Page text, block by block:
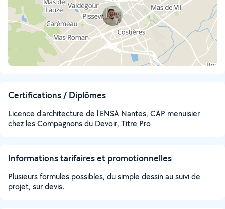
Certifications / Diplômes
Licence d'architecture de l'ENSA Nantes, CAP menuisier
chez les Compagnons du Devoir, Titre Pro
Informations tarifaires et promotionnelles
Plusieurs formules possibles, du simple dessin au suivi de
projet, sur devis.